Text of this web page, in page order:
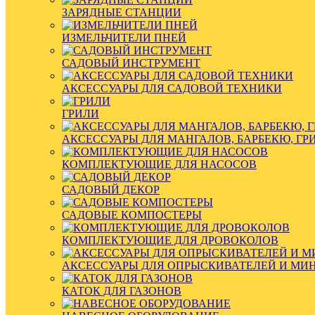
ЗАРЯДНЫЕ СТАНЦИИ
ИЗМЕЛЬЧИТЕЛИ ПНЕЙ
САДОВЫЙ ИНСТРУМЕНТ
АКСЕССУАРЫ ДЛЯ САДОВОЙ ТЕХНИКИ
ГРИЛИ
АКСЕССУАРЫ ДЛЯ МАНГАЛОВ, БАРБЕКЮ,
КОМПЛЕКТУЮЩИЕ ДЛЯ НАСОСОВ
САДОВЫЙ ДЕКОР
САДОВЫЕ КОМПОСТЕРЫ
КОМПЛЕКТУЮЩИЕ ДЛЯ ДРОВОКОЛОВ
АКСЕССУАРЫ ДЛЯ ОПРЫСКИВАТЕЛЕЙ И
КАТОК ДЛЯ ГАЗОНОВ